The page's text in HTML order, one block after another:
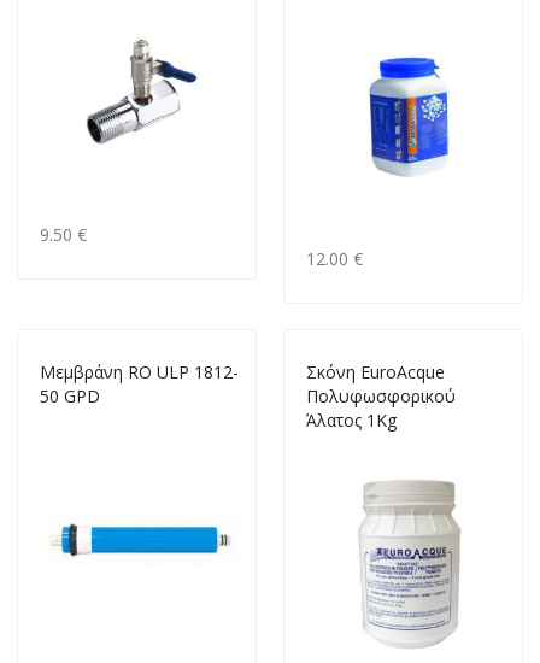
9.50 €
12.00 €
Μεμβράνη RO ULP 1812-
50 GPD
Σκόνη EuroAcque
Πολυφωσφορικού
Άλατος 1Kg